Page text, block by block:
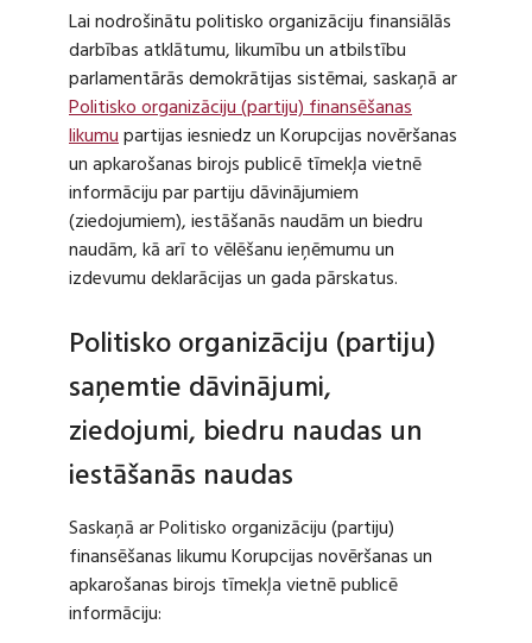
Lai nodrošinātu politisko organizāciju finansiālās
darbības atklātumu, likumību un atbilstību
parlamentārās demokrātijas sistēmai, saskaņā ar
Politisko organizāciju (partiju) finansēšanas
likumupartijas iesniedz un Korupcijas novēršanas
un apkarošanas birojs publicē tīmekļa vietnē
informāciju par partiju dāvinājumiem
(ziedojumiem), iestāšanās naudām un biedru
naudām, kā arī to vēlēšanu ieņēmumu un
izdevumu deklarācijas un gada pārskatus.
Politisko organizāciju (partiju)
saņemtie dāvinājumi,
ziedojumi, biedru naudas un
iestāšanās naudas
Saskaņā ar Politisko organizāciju (partiju)
finansēšanas likumu Korupcijas novēršanas un
apkarošanas birojs tīmekļa vietnē publicē
informāciju: